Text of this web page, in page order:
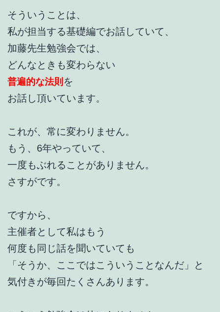
そういうことは、
私が担当する基礎編でお話していて、
加藤先生勉強会では、
どんなときも変わらない
普遍的な法則 を
お話し頂いています。
これが、常に変わりません。
もう、6年やっていて、
一度もぶれることがありません。
さすがです。
ですから、
主催者として私はもう
何度も同じ話を聞いていても
「そうか、ここではこういうことなんだ」と
気付きが毎回たくさんあります。